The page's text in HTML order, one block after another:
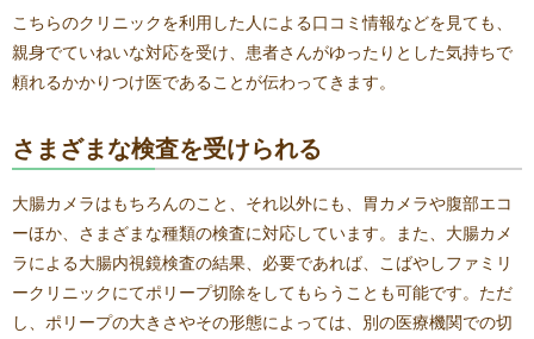
こちらのクリニックを利用した人による口コミ情報などを見ても、
親身でていねいな対応を受け、患者さんがゆったりとした気持ちで
頼れるかかりつけ医であることが伝わってきます。
さまざまな検査を受けられる
大腸カメラはもちろんのこと、それ以外にも、胃カメラや腹部エコ
ーほか、さまざまな種類の検査に対応しています。また、大腸カメ
ラによる大腸内視鏡検査の結果、必要であれば、こばやしファミリ
ークリニックにてポリープ切除をしてもらうことも可能です。ただ
し、ポリープの大きさやその形態によっては、別の医療機関での切